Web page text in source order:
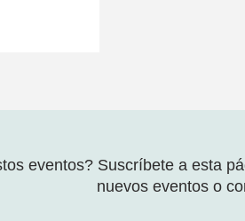
eventos? Suscríbete a esta
nuevos eventos o